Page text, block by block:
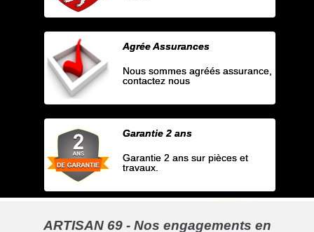
Agrée Assurances
Nous sommes agréés assurance,
contactez nous
Garantie 2 ans
Garantie 2 ans sur pièces et
travaux.
ARTISAN 69 - Nos engagements en